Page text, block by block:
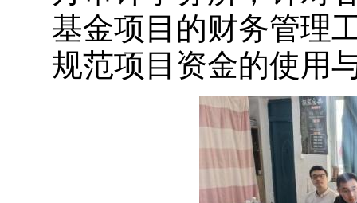
基金项目的财务管理
规范项目资金的使用